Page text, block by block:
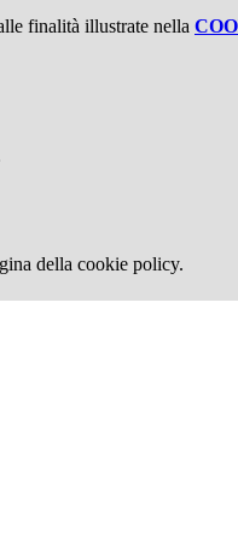
finalità illustrate nella
della cookie policy.